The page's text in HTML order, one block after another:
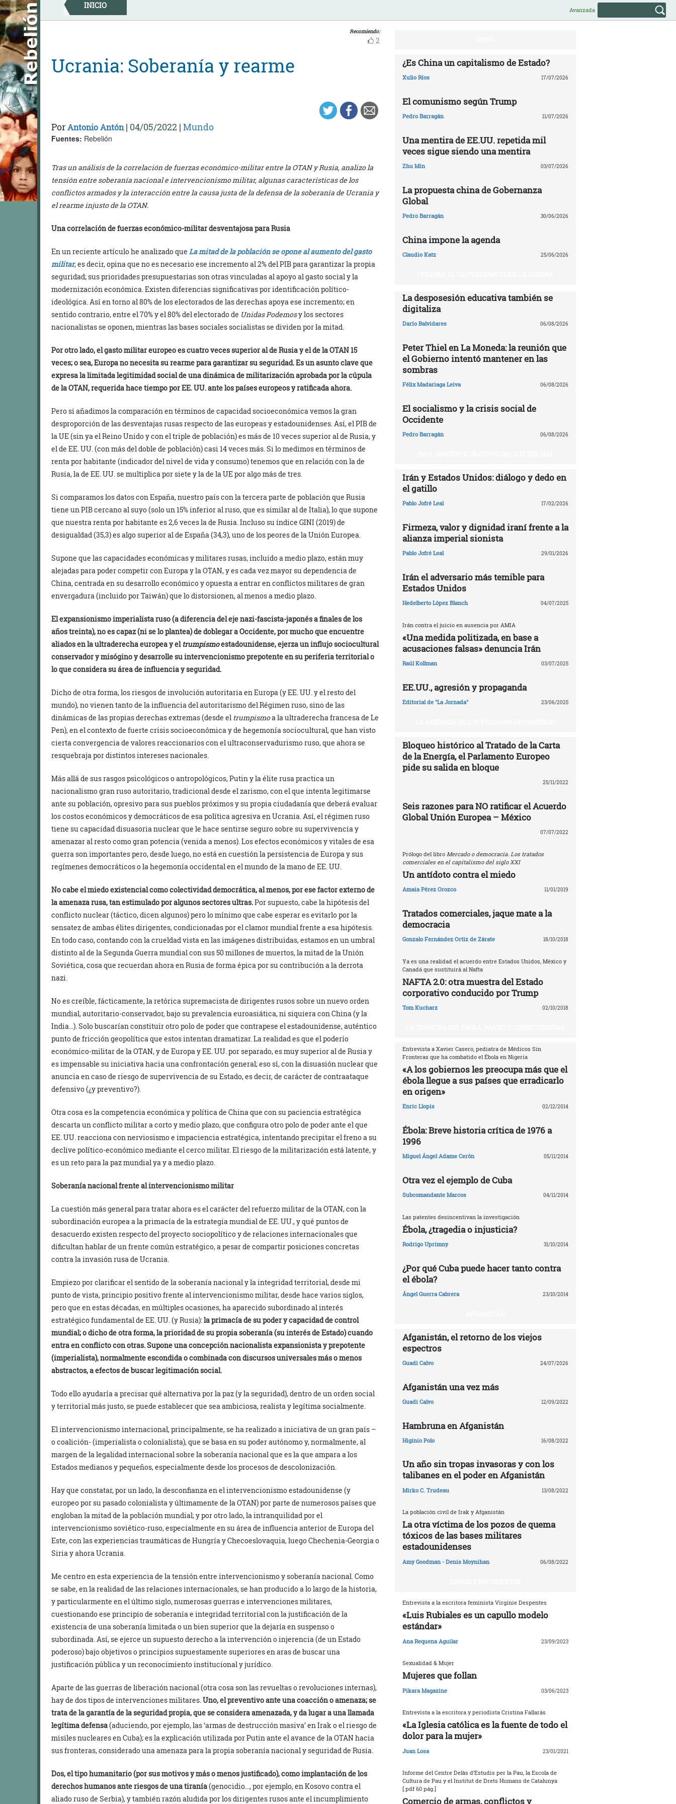
Skip
to
content
INICIO Avanzada
Recomiendo:
2
Ucrania: Soberanía y rearme
PorAntonio Antón| 04/05/2022 | Mundo
Fuentes: Rebelión
Tras un análisis de la correlación de fuerzas económico-militar entre la OTAN y Rusia, analizo la
tensión entre soberanía nacional e intervencionismo militar, algunas características de los
conflictos armados y la interacción entre la causa justa de la defensa de la soberanía de Ucrania y
el rearme injusto de la OTAN.
Una correlación de fuerzas económico-militar desventajosa para Rusia
En un reciente artículo he analizado que La mitad de la población se opone al aumento del gasto
militar, es decir, opina que no es necesario ese incremento al 2% del PIB para garantizar la propia
seguridad; sus prioridades presupuestarias son otras vinculadas al apoyo al gasto social y la
modernización económica. Existen diferencias significativas por identificación político-
ideológica. Así en torno al 80% de los electorados de las derechas apoya ese incremento; en
sentido contrario, entre el 70% y el 80% del electorado de Unidas Podemosy los sectores
nacionalistas se oponen, mientras las bases sociales socialistas se dividen por la mitad.
Por otro lado, el gasto militar europeo es cuatro veces superior al de Rusia y el de la OTAN 15
veces; o sea, Europa no necesita su rearme para garantizar su seguridad. Es un asunto clave que
expresa la limitada legitimidad social de una dinámica de militarización aprobada por la cúpula
de la OTAN, requerida hace tiempo por EE. UU. ante los países europeos y ratificada ahora.
Pero si añadimos la comparación en términos de capacidad socioeconómica vemos la gran
desproporción de las desventajas rusas respecto de las europeas y estadounidenses. Así, el PIB de
la UE (sin ya el Reino Unido y con el triple de población) es más de 10 veces superior al de Rusia, y
el de EE. UU. (con más del doble de población) casi 14 veces más. Si lo medimos en términos de
renta por habitante (indicador del nivel de vida y consumo) tenemos que en relación con la de
Rusia, la de EE. UU. se multiplica por siete y la de la UE por algo más de tres.
Si comparamos los datos con España, nuestro país con la tercera parte de población que Rusia
tiene un PIB cercano al suyo (solo un 15% inferior al ruso, que es similar al de Italia), lo que supone
que nuestra renta por habitante es 2,6 veces la de Rusia. Incluso su índice GINI (2019) de
desigualdad (35,3) es algo superior al de España (34,3), uno de los peores de la Unión Europea.
Supone que las capacidades económicas y militares rusas, incluido a medio plazo, están muy
alejadas para poder competir con Europa y la OTAN, y es cada vez mayor su dependencia de
China, centrada en su desarrollo económico y opuesta a entrar en conflictos militares de gran
envergadura (incluido por Taiwán) que lo distorsionen, al menos a medio plazo.
El expansionismo imperialista ruso (a diferencia del eje nazi-fascista-japonés a finales de los
años treinta), no es capaz (ni se lo plantea) de doblegar a Occidente, por mucho que encuentre
aliados en la ultraderecha europea y el trumpismoestadounidense, ejerza un influjo sociocultural
conservador y misógino y desarrolle su intervencionismo prepotente en su periferia territorial o
lo que considera su área de influencia y seguridad.
Dicho de otra forma, los riesgos de involución autoritaria en Europa (y EE. UU. y el resto del
mundo), no vienen tanto de la influencia del autoritarismo del Régimen ruso, sino de las
dinámicas de las propias derechas extremas (desde el trumpismoa la ultraderecha francesa de Le
Pen), en el contexto de fuerte crisis socioeconómica y de hegemonía sociocultural, que han visto
cierta convergencia de valores reaccionarios con el ultraconservadurismo ruso, que ahora se
resquebraja por distintos intereses nacionales.
Más allá de sus rasgos psicológicos o antropológicos, Putin y la élite rusa practica un
nacionalismo gran ruso autoritario, tradicional desde el zarismo, con el que intenta legitimarse
ante su población, opresivo para sus pueblos próximos y su propia ciudadanía que deberá evaluar
los costos económicos y democráticos de esa política agresiva en Ucrania. Así, el régimen ruso
tiene su capacidad disuasoria nuclear que le hace sentirse seguro sobre su supervivencia y
amenazar al resto como gran potencia (venida a menos). Los efectos económicos y vitales de esa
guerra son importantes pero, desde luego, no está en cuestión la persistencia de Europa y sus
regímenes democráticos o la hegemonía occidental en el mundo de la mano de EE. UU.
No cabe el miedo existencial como colectividad democrática, al menos, por ese factor externo de
la amenaza rusa, tan estimulado por algunos sectores ultras.Por supuesto, cabe la hipótesis del
conflicto nuclear (táctico, dicen algunos) pero lo mínimo que cabe esperar es evitarlo por la
sensatez de ambas élites dirigentes, condicionadas por el clamor mundial frente a esa hipótesis.
En todo caso, contando con la crueldad vista en las imágenes distribuidas, estamos en un umbral
distinto al de la Segunda Guerra mundial con sus 50 millones de muertos, la mitad de la Unión
Soviética, cosa que recuerdan ahora en Rusia de forma épica por su contribución a la derrota
nazi.
No es creíble, fácticamente, la retórica supremacista de dirigentes rusos sobre un nuevo orden
mundial, autoritario-conservador, bajo su prevalencia euroasiática, ni siquiera con China (y la
India…). Solo buscarían constituir otro polo de poder que contrapese el estadounidense, auténtico
punto de fricción geopolítica que estos intentan dramatizar. La realidad es que el poderío
económico-militar de la OTAN, y de Europa y EE. UU. por separado, es muy superior al de Rusia y
es impensable su iniciativa hacia una confrontación general; eso sí, con la disuasión nuclear que
anuncia en caso de riesgo de supervivencia de su Estado, es decir, de carácter de contraataque
defensivo (¿y preventivo?).
Otra cosa es la competencia económica y política de China que con su paciencia estratégica
descarta un conflicto militar a corto y medio plazo, que configura otro polo de poder ante el que
EE. UU. reacciona con nerviosismo e impaciencia estratégica, intentando precipitar el freno a su
declive político-económico mediante el cerco militar. El riesgo de la militarización está latente, y
es un reto para la paz mundial ya y a medio plazo.
Soberanía nacional frente al intervencionismo militar
La cuestión más general para tratar ahora es el carácter del refuerzo militar de la OTAN, con la
subordinación europea a la primacía de la estrategia mundial de EE. UU., y qué puntos de
desacuerdo existen respecto del proyecto sociopolítico y de relaciones internacionales que
dificultan hablar de un frente común estratégico, a pesar de compartir posiciones concretas
contra la invasión rusa de Ucrania.
Empiezo por clarificar el sentido de la soberanía nacional y la integridad territorial, desde mi
punto de vista, principio positivo frente al intervencionismo militar, desde hace varios siglos,
pero que en estas décadas, en múltiples ocasiones, ha aparecido subordinado al interés
estratégico fundamental de EE. UU. (y Rusia):la primacía de su poder y capacidad de control
mundial; o dicho de otra forma, la prioridad de su propia soberanía (su interés de Estado) cuando
entra en conflicto con otras. Supone una concepción nacionalista expansionista y prepotente
(imperialista), normalmente escondida o combinada con discursos universales más o menos
abstractos, a efectos de buscar legitimación social.
Todo ello ayudaría a precisar qué alternativa por la paz (y la seguridad), dentro de un orden social
y territorial más justo, se puede establecer que sea ambiciosa, realista y legítima socialmente.
El intervencionismo internacional, principalmente, se ha realizado a iniciativa de un gran país –
o coalición- (imperialista o colonialista), que se basa en su poder autónomo y, normalmente, al
margen de la legalidad internacional sobre la soberanía nacional que es la que ampara a los
Estados medianos y pequeños, especialmente desde los procesos de descolonización.
Hay que constatar, por un lado, la desconfianza en el intervencionismo estadounidense (y
europeo por su pasado colonialista y últimamente de la OTAN) por parte de numerosos países que
engloban la mitad de la población mundial; y por otro lado, la intranquilidad por el
intervencionismo soviético-ruso, especialmente en su área de influencia anterior de Europa del
Este, con las experiencias traumáticas de Hungría y Checoeslovaquia, luego Chechenia-Georgia o
Siria y ahora Ucrania.
Me centro en esta experiencia de la tensión entre intervencionismo y soberanía nacional. Como
se sabe, en la realidad de las relaciones internacionales, se han producido a lo largo de la historia,
y particularmente en el último siglo, numerosas guerras e intervenciones militares,
cuestionando ese principio de soberanía e integridad territorial con la justificación de la
existencia de una soberanía limitada o un bien superior que la dejaría en suspenso o
subordinada. Así, se ejerce un supuesto derecho a la intervención o injerencia (de un Estado
poderoso) bajo objetivos o principios supuestamente superiores en aras de buscar una
justificación pública y un reconocimiento institucional y jurídico.
Aparte de las guerras de liberación nacional (otra cosa son las revueltas o revoluciones internas),
hay de dos tipos de intervenciones militares.Uno, el preventivo ante una coacción o amenaza; se
trata de la garantía de la seguridad propia, que se considera amenazada, y da lugar a una llamada
legítima defensa(aduciendo, por ejemplo, las ‘armas de destrucción masiva’ en Irak o el riesgo de
misiles nucleares en Cuba); es la explicación utilizada por Putin ante el avance de la OTAN hacia
sus fronteras, considerado una amenaza para la propia soberanía nacional y seguridad de Rusia.
Dos, el tipo humanitario (por sus motivos y más o menos justificado), como implantación de los
derechos humanos ante riesgos de una tiranía(genocidio…, por ejemplo, en Kosovo contra el
aliado ruso de Serbia), y también razón aludida por los dirigentes rusos ante el incumplimiento
¿Es China un capitalismo de Estado?
Xulio Ríos 17/07/2026
El comunismo según Trump
Pedro Barragán 11/07/2026
Una mentira de EE.UU. repetida mil
veces sigue siendo una mentira
Zhu Min 03/07/2026
La propuesta china de Gobernanza
Global
Pedro Barragán 30/06/2026
China impone la agenda
Claudio Katz 25/06/2026
La desposesión educativa también se
digitaliza
Darío Balvidares 06/08/2026
Peter Thiel en La Moneda: la reunión que
el Gobierno intentó mantener en las
sombras
Félix Madariaga Leiva 06/08/2026
El socialismo y la crisis social de
Occidente
Pedro Barragán 06/08/2026
Irán y Estados Unidos: diálogo y dedo en
el gatillo
Pablo Jofré Leal 17/02/2026
Firmeza, valor y dignidad iraní frente a la
alianza imperial sionista
Pablo Jofré Leal 29/01/2026
Irán el adversario más temible para
Estados Unidos
Hedelberto López Blanch 04/07/2025
Irán contra el juicio en ausencia por AMIA
«Una medida politizada, en base a
acusaciones falsas» denuncia Irán
Raúl Kollman 03/07/2025
EE.UU., agresión y propaganda
Editorial de "La Jornada" 23/06/2025
Bloqueo histórico al Tratado de la Carta
de la Energía, el Parlamento Europeo
pide su salida en bloque
25/11/2022
Seis razones para NO ratificar el Acuerdo
Global Unión Europea – México
07/07/2022
Prólogo del libro Mercado o democracia. Los tratados
comerciales en el capitalismo del siglo XXI
Un antídoto contra el miedo
Amaia Pérez Orozco 11/01/2019
Tratados comerciales, jaque mate a la
democracia
Gonzalo Fernández Ortiz de Zárate 18/10/2018
Ya es una realidad el acuerdo entre Estados Unidos, México y
Canadá que sustituirá al Nafta
NAFTA 2.0: otra muestra del Estado
corporativo conducido por Trump
Tom Kucharz 02/10/2018
Entrevista a Xavier Casero, pediatra de Médicos Sin
Fronteras que ha combatido el Ébola en Nigeria
«A los gobiernos les preocupa más que el
ébola llegue a sus países que erradicarlo
en origen»
Enric Llopis 02/12/2014
Ébola: Breve historia crítica de 1976 a
1996
Miguel Ángel Adame Cerón 05/11/2014
Otra vez el ejemplo de Cuba
Subcomandante Marcos 04/11/2014
Las patentes desincentivan la investigación
Ébola, ¿tragedia o injusticia?
Rodrigo Uprimny 31/10/2014
¿Por qué Cuba puede hacer tanto contra
el ébola?
Ángel Guerra Cabrera 23/10/2014
Afganistán, el retorno de los viejos
espectros
Guadi Calvo 24/07/2026
Afganistán una vez más
Guadi Calvo 12/09/2022
Hambruna en Afganistán
Higinio Polo 16/08/2022
Un año sin tropas invasoras y con los
talibanes en el poder en Afganistán
Mirko C. Trudeau 13/08/2022
La población civil de Irak y Afganistán
La otra víctima de los pozos de quema
tóxicos de las bases militares
estadounidenses
Amy Goodman - Denis Moynihan 06/08/2022
Entrevista a la escritora feminista Virginie Despentes
«Luis Rubiales es un capullo modelo
estándar»
Ana Requena Aguilar 23/09/2023
Sexualidad & Mujer
Mujeres que follan
Pikara Magazine 03/06/2023
Entrevista a la escritora y periodista Cristina Fallarás
«La Iglesia católica es la fuente de todo el
dolor para la mujer»
Juan Losa 23/01/2021
Informe del Centre Delàs d’Estudis per la Pau, la Escola de
Cultura de Pau y el Institut de Drets Humans de Catalunya
[.pdf 60 pág.]
Comercio de armas, conflictos y